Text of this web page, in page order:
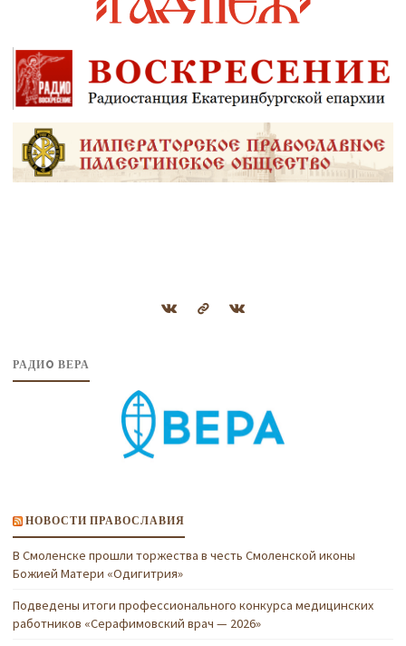
РАДИO ВЕРА
НОВОСТИ ПРАВОСЛАВИЯ
В Смоленске прошли торжества в честь Смоленской иконы
Божией Матери «Одигитрия»
Подведены итоги профессионального конкурса медицинских
работников «Серафимовский врач — 2026»